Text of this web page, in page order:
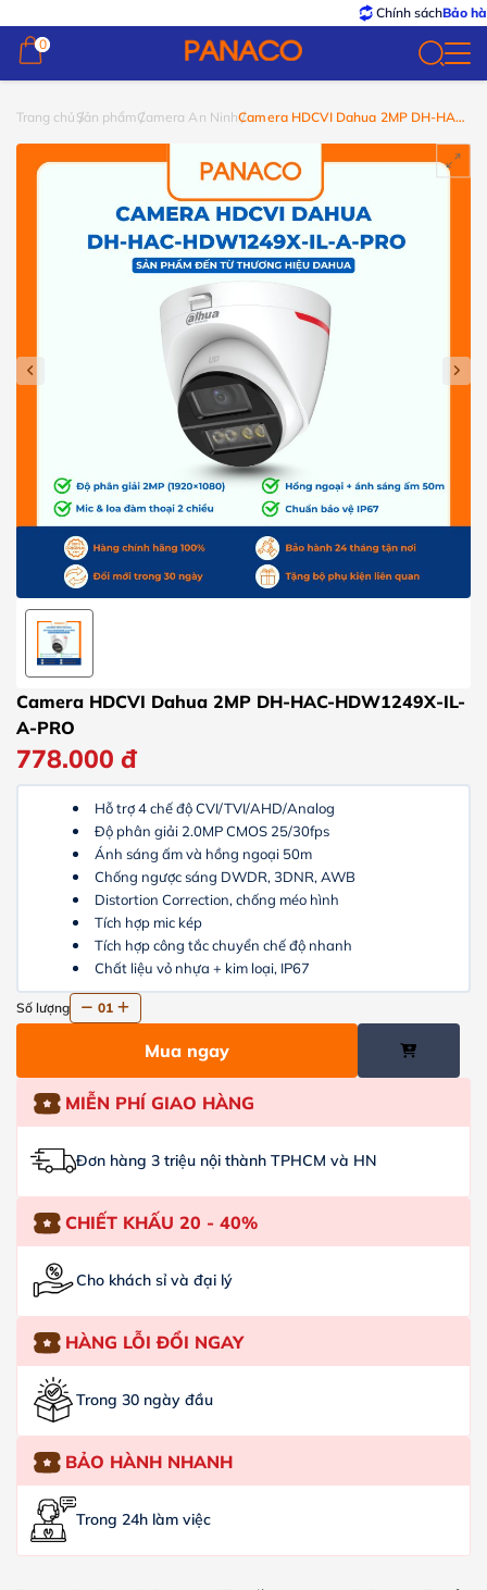
Chính sáchBảo hành –
0
0
Trang chủ Sản phẩmCamera An NinhCamera HDCVI Dahua 2MP DH-HAC-
Camera HDCVI Dahua 2MP DH-HAC-HDW1249X-IL-
A-PRO
778.000 đ
Hỗ trợ 4 chế độ CVI/TVI/AHD/Analog
Độ phân giải 2.0MP CMOS 25/30fps
Ánh sáng ấm và hồng ngoại 50m
Chống ngược sáng DWDR, 3DNR, AWB
Distortion Correction, chống méo hình
Tích hợp mic kép
Tích hợp công tắc chuyển chế độ nhanh
Chất liệu vỏ nhựa + kim loại, IP67
Số lượng 01
Mua ngay
MIỄN PHÍ GIAO HÀNG
Đơn hàng 3 triệu nội thành TPHCM và HN
CHIẾT KHẤU 20 - 40%
Cho khách sỉ và đại lý
HÀNG LỖI ĐỔI NGAY
Trong 30 ngày đầu
BẢO HÀNH NHANH
Trong 24h làm việc